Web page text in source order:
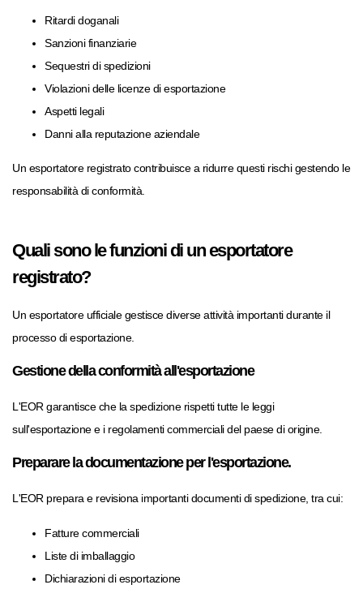
Ritardi doganali
Sanzioni finanziarie
Sequestri di spedizioni
Violazioni delle licenze di esportazione
Aspetti legali
Danni alla reputazione aziendale
Un esportatore registrato contribuisce a ridurre questi rischi gestendo le
responsabilità di conformità.
Quali sono le funzioni di un esportatore
registrato?
Un esportatore ufficiale gestisce diverse attività importanti durante il
processo di esportazione.
Gestione della conformità all'esportazione
L'EOR garantisce che la spedizione rispetti tutte le leggi
sull'esportazione e i regolamenti commerciali del paese di origine.
Preparare la documentazione per l'esportazione.
L'EOR prepara e revisiona importanti documenti di spedizione, tra cui:
Fatture commerciali
Liste di imballaggio
Dichiarazioni di esportazione